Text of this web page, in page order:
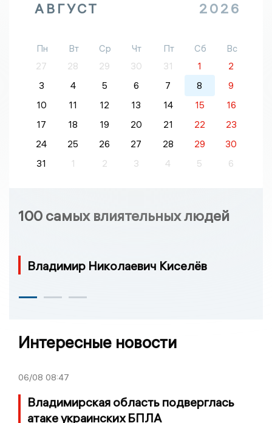
АВГУСТ 2026
Пн Вт Ср Чт Пт Сб
Вс
27
28 29 30 31 1
2
3
4 5 6 7 8
9
10
11 12 13 14 15
16
17
18 19 20 21 22
23
24
25 26 27 28 29
30
31
1 2 3 4 5 6
100 самых влиятельных людей
Владимир Николаевич Киселёв
Интересные новости
06/08 08:47
Владимирская область подверглась
атаке украинских БПЛА